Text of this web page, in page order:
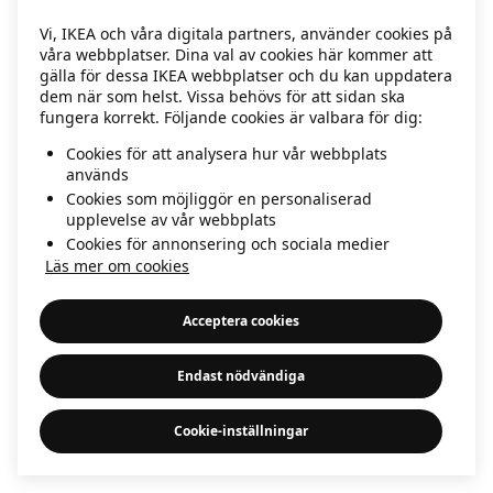
information)
Vi, IKEA och våra digitala partners, använder cookies på
våra webbplatser. Dina val av cookies här kommer att
gälla för dessa IKEA webbplatser och du kan uppdatera
dem när som helst. Vissa behövs för att sidan ska
fungera korrekt. Följande cookies är valbara för dig:
Cookies för att analysera hur vår webbplats
används
Cookies som möjliggör en personaliserad
upplevelse av vår webbplats
Cookies för annonsering och sociala medier
Läs mer om cookies
Acceptera cookies
Endast nödvändiga
Cookie-inställningar